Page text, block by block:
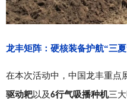
龙丰矩阵：硬核装备护航“三
在本次活动中，中国龙丰重点
驱动耙以及 6行气吸播种机三